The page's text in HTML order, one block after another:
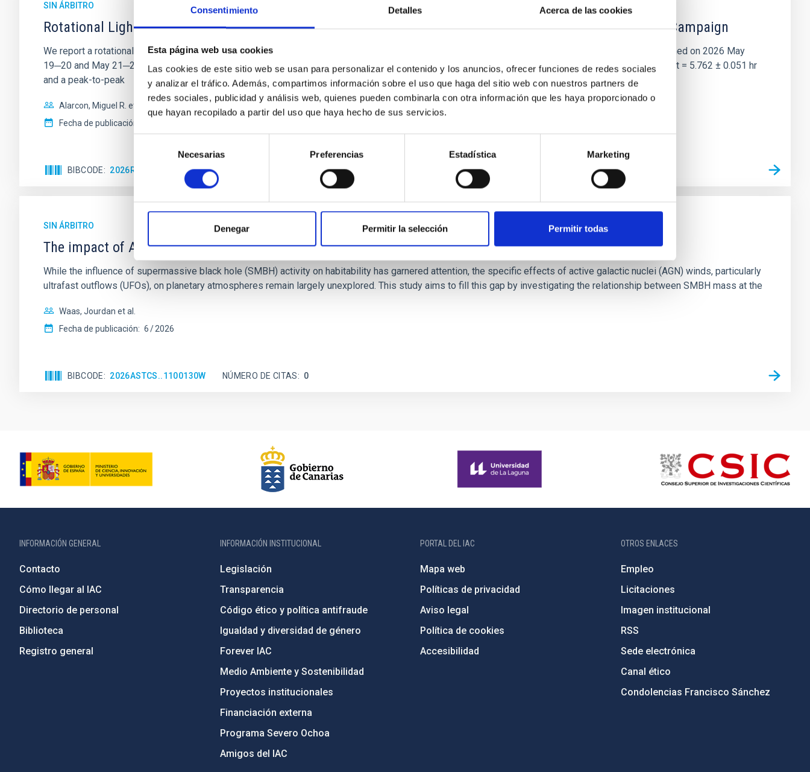
Consentimiento Detalles Acerca de las cookies
Esta página web usa cookies
Las cookies de este sitio web se usan para personalizar el contenido y los anuncios, ofrecer funciones de redes sociales
y analizar el tráfico. Además, compartimos información sobre el uso que haga del sitio web con nuestros partners de
redes sociales, publicidad y análisis web, quienes pueden combinarla con otra información que les haya proporcionado o
que hayan recopilado a partir del uso que haya hecho de sus servicios.
consentimiento
Necesarias Preferencias Estadística Marketing
Denegar Permitir la selección Permitir todas
SIN ÁRBITRO
Rotational Light Curve and Photometric Baseline of (15094) Polymele in Support of the Lucy Mutual Event Campaign
We report a rotational light curve and Fourier baseline model for the Jupiter Trojan (15094) Polymele, a primary target of the NASA Lucy mission, obtained on 2026 May
19─20 and May 21─22 UT with the Two-meter Twin Telescope (TTT). Phase-Dispersion Minimization over the combined two-night dataset yields P rot = 5.762 ± 0.051 hr
and a peak-to-peak
Alarcon, Miguel R. et al.
Fecha de publicación:
BIBCODE 2026RNAAS..10..143A
SIN ÁRBITRO
The impact of Active Galactic Nuclei on Habitable Worlds
While the influence of supermassive black hole (SMBH) activity on habitability has garnered attention, the specific effects of active galactic nuclei (AGN) winds, particularly
ultrafast outflows (UFOs), on planetary atmospheres remain largely unexplored. This study aims to fill this gap by investigating the relationship between SMBH mass at the
Waas, Jourdan et al.
Fecha de publicación: 6 2026
BIBCODE 2026ASTCS..1100130W NÚMERO DE CITAS 0
INFORMACIÓN GENERAL
Contacto
Cómo llegar al IAC
Directorio de personal
Biblioteca
Registro general
INFORMACIÓN INSTITUCIONAL
Legislación
Transparencia
Código ético y política antifraude
Igualdad y diversidad de género
Forever IAC
Medio Ambiente y Sostenibilidad
Proyectos institucionales
Financiación externa
Programa Severo Ochoa
Amigos del IAC
PORTAL DEL IAC
Mapa web
Políticas de privacidad
Aviso legal
Política de cookies
Accesibilidad
OTROS ENLACES
Empleo
Licitaciones
Imagen institucional
RSS
Sede electrónica
Canal ético
Condolencias Francisco Sánchez